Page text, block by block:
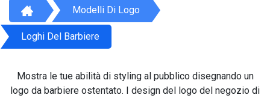
Modelli Di Logo
Loghi Del Barbiere
Mostra le tue abilità di styling al pubblico disegnando un
logo da barbiere ostentato. I design del logo del negozio di